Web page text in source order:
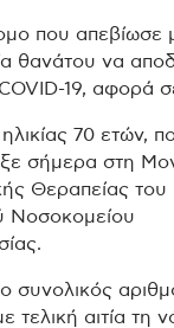
που απεβίωσε
θανάτου να
19, αφορά
70 ετών,
σήμερα στη
Θεραπείας του
Νοσοκομείου
συνολικός
τελική αιτία τη